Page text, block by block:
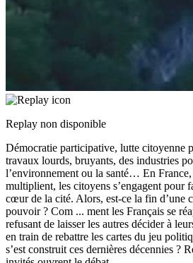
Replay non disponible
Démocratie participative, lutte citoyenne
travaux lourds, bruyants, des industries
l’environnement ou la santé… En
multiplient, les citoyens s’engagent pour
cœur de la cité. Alors, est-ce la fin d’une
pouvoir ? Com ... ment les Français se
refusant de laisser les autres décider à
en train de rebattre les cartes du jeu
s’est construit ces dernières décennies ?